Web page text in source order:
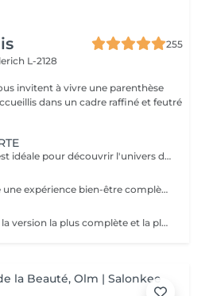
255
L-2128
invitent à vivre une parenthèse
La Formule Découverte est idéale pour découvrir l'univers du Head Spa et s'offrir un véritable moment de détente. Ce soin associe massage crânien par acupression, diffusion d'eau sous arche et ambiance sensorielle apaisante pour libérer les tensions et favoriser le lâcher-prise. Le cuir chevelu est revitalisé, l'esprit apaisé et les cheveux retrouvent douceur et légèreté. Le séchage des cheveux est inclus à la fin de la prestation. Parfaite pour une première expérience relaxante.
La Formule Prestige offre une expérience bien-être complète, alliant soin du cuir chevelu, détente capillaire et soin du visage. Grâce à des techniques manuelles ciblées et à une atmosphère enveloppante, cette formule procure une relaxation profonde tout en sublimant la peau et les cheveux. Elle permet de relâcher les tensions, d'améliorer la circulation et de retrouver une sensation d'équilibre et d'harmonie. Le séchage des cheveux est inclus. Idéale pour s'accorder un moment de bien-être global.
La Formule Premium est la version la plus complète et la plus exclusive de l'expérience Head Spa. Elle reprend tous les bienfaits de la Formule Prestige, avec un soin visage complet, un soin capillaire approfondi et une relaxation globale, tout en y ajoutant un gommage du cuir chevelu, une diffusion de vapeur et un massage spécifique réalisé pendant le temps de pause. La vapeur permet d'optimiser l'efficacité des soins, de détendre les muscles en profondeur et de renforcer les bienfaits du massage crânien. Chaque étape est pensée pour offrir un moment d'exception, alliant performance, confort et lâcher-prise total. Le séchage des cheveux est inclus. Recommandée pour vivre l'expérience Head Spa dans sa version la plus luxueuse.